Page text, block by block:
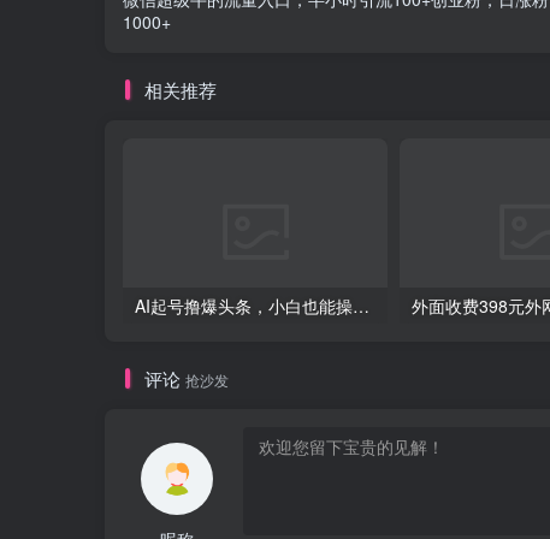
1000+
相关推荐
AI起号撸爆头条，小白也能操作，日入2000+
评论 抢沙发